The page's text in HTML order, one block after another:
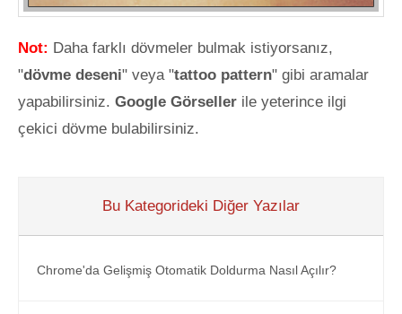
Not: Daha farklı dövmeler bulmak istiyorsanız,
"dövme deseni" veya "tattoo pattern" gibi aramalar
yapabilirsiniz. Google Görseller ile yeterince ilgi
çekici dövme bulabilirsiniz.
Bu Kategorideki Diğer Yazılar
Chrome'da Gelişmiş Otomatik Doldurma Nasıl Açılır?